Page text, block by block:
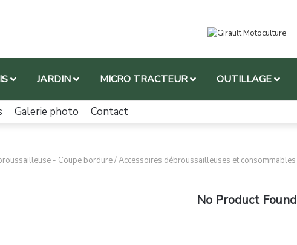
JARDIN MICRO TRACTEUR OUTILLAGE
Galerie photo Contact
- Coupe bordure/Accessoires débroussailleuses et consommables
No Product Found